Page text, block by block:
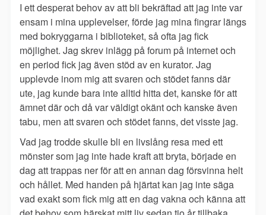
I ett desperat behov av att bli bekräftad att jag inte var
ensam i mina upplevelser, förde jag mina fingrar längs
med bokryggarna i biblioteket, så ofta jag fick
möjlighet. Jag skrev inlägg på forum på internet och
en period fick jag även stöd av en kurator. Jag
upplevde inom mig att svaren och stödet fanns där
ute, jag kunde bara inte alltid hitta det, kanske för att
ämnet där och då var väldigt okänt och kanske även
tabu, men att svaren och stödet fanns, det visste jag.
Vad jag trodde skulle bli en livslång resa med ett
mönster som jag inte hade kraft att bryta, började en
dag att trappas ner för att en annan dag försvinna helt
och hållet. Med handen på hjärtat kan jag inte säga
vad exakt som fick mig att en dag vakna och känna att